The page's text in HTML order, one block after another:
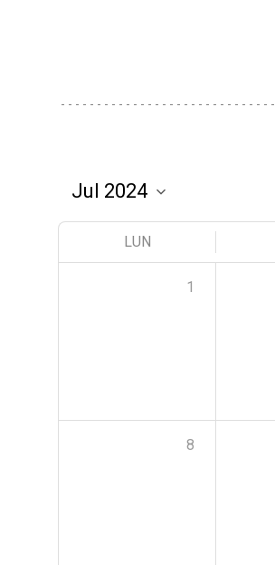
LUN
1
8